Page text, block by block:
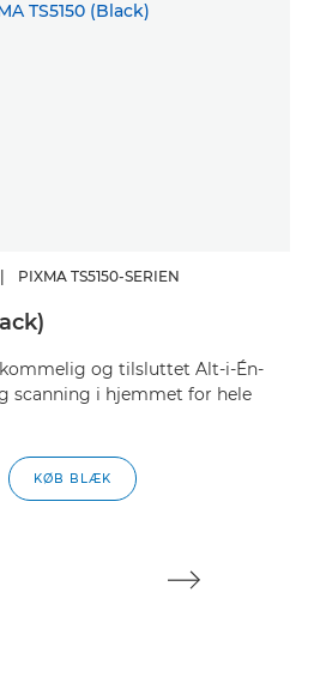
PIXMA TS5150-SERIEN
og tilsluttet Alt-i-Én-
scanning i hjemmet for hele
KØB BLÆK